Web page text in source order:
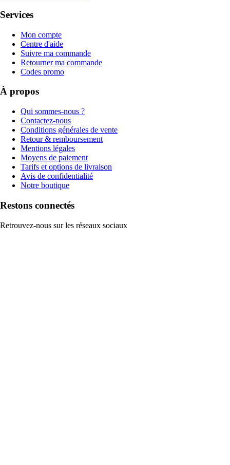
Services
Mon compte
Centre d'aide
Suivre ma commande
Retourner ma commande
Codes promo
À propos
Qui sommes-nous ?
Contactez-nous
Conditions générales de vente
Retour & remboursement
Mentions légales
Moyens de paiement
Tarifs et options de livraison
Avis de confidentialité
Notre boutique
Restons connectés
Retrouvez-nous sur les réseaux sociaux